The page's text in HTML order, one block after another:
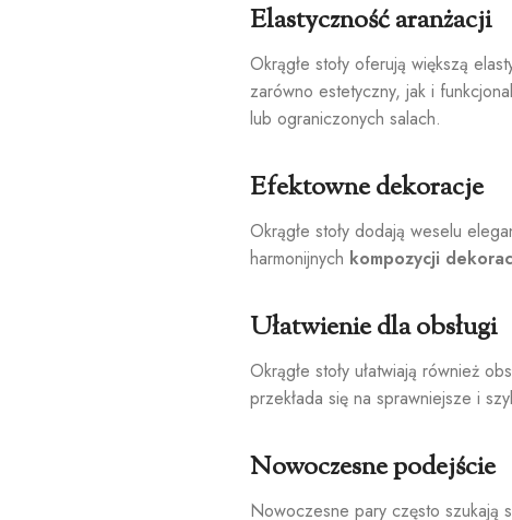
Elastyczność aranżacji
Okrągłe stoły oferują większą
zarówno estetyczny, jak i
lub ograniczonych salach.
Efektowne dekoracje
Okrągłe stoły dodają weselu
harmonijnych kompozycji
Ułatwienie dla obsługi
Okrągłe stoły ułatwiają również
przekłada się na sprawniejsze i
Nowoczesne podejście
Nowoczesne pary często szukają